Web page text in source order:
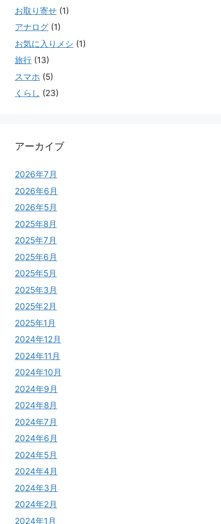
お取り寄せ (1)
アナログ(1)
お気に入りメシ (1)
旅行 (13)
スマホ (5)
くらし (23)
アーカイブ
2026年7月
2026年6月
2026年5月
2025年8月
2025年7月
2025年6月
2025年5月
2025年3月
2025年2月
2025年1月
2024年12月
2024年11月
2024年10月
2024年9月
2024年8月
2024年7月
2024年6月
2024年5月
2024年4月
2024年3月
2024年2月
2024年1月